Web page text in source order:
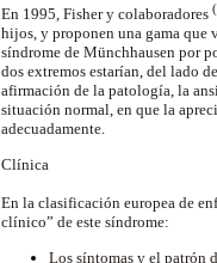
En 1995, Fisher y colaboradores (
hijos, y proponen una gama que
síndrome de Münchhausen por
dos extremos estarían, del lado
afirmación de la patología, la
situación normal, en que la
adecuadamente.
Clínica
En la clasificación europea de
clínico” de este síndrome:
Los síntomas y el patrón